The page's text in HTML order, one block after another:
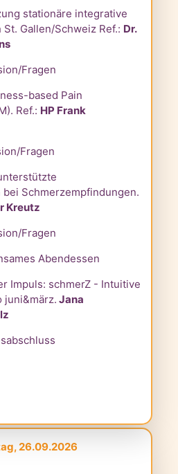
26.09.2026
stationäre integrative
Gallen/Schweiz Ref.: Dr.
Fragen
based Pain
Ref.: HP Frank
Fragen
Schmerzempfindungen.
Kreutz
Fragen
Abendessen
Impuls: schmerZ - Intuitive
juni&märz. Jana